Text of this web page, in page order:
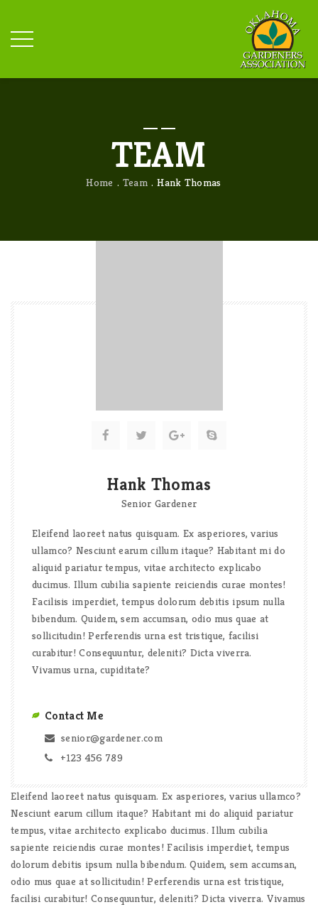
TEAM
Home Team Hank Thomas
Hank Thomas
Senior Gardener
Eleifend laoreet natus quisquam. Ex asperiores, varius
ullamco? Nesciunt earum cillum itaque? Habitant mi do
aliquid pariatur tempus, vitae architecto explicabo
ducimus. Illum cubilia sapiente reiciendis curae montes!
Facilisis imperdiet, tempus dolorum debitis ipsum nulla
bibendum. Quidem, sem accumsan, odio mus quae at
sollicitudin! Perferendis urna est tristique, facilisi
curabitur! Consequuntur, deleniti? Dicta viverra.
Vivamus urna, cupiditate?
Contact Me
senior@gardener.com
+123 456 789
Eleifend laoreet natus quisquam. Ex asperiores, varius ullamco?
Nesciunt earum cillum itaque? Habitant mi do aliquid pariatur
tempus, vitae architecto explicabo ducimus. Illum cubilia
sapiente reiciendis curae montes! Facilisis imperdiet, tempus
dolorum debitis ipsum nulla bibendum. Quidem, sem accumsan,
odio mus quae at sollicitudin! Perferendis urna est tristique,
facilisi curabitur! Consequuntur, deleniti? Dicta viverra. Vivamus